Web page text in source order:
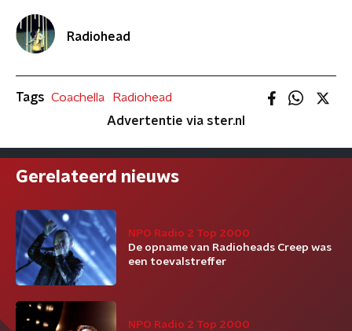
Radiohead
Tags Coachella
Radiohead
Advertentie via ster.nl
Gerelateerd nieuws
NPO Radio 2 Top 2000
De opname van Radioheads Creep was
een toevalstreffer
NPO Radio 2 Top 2000